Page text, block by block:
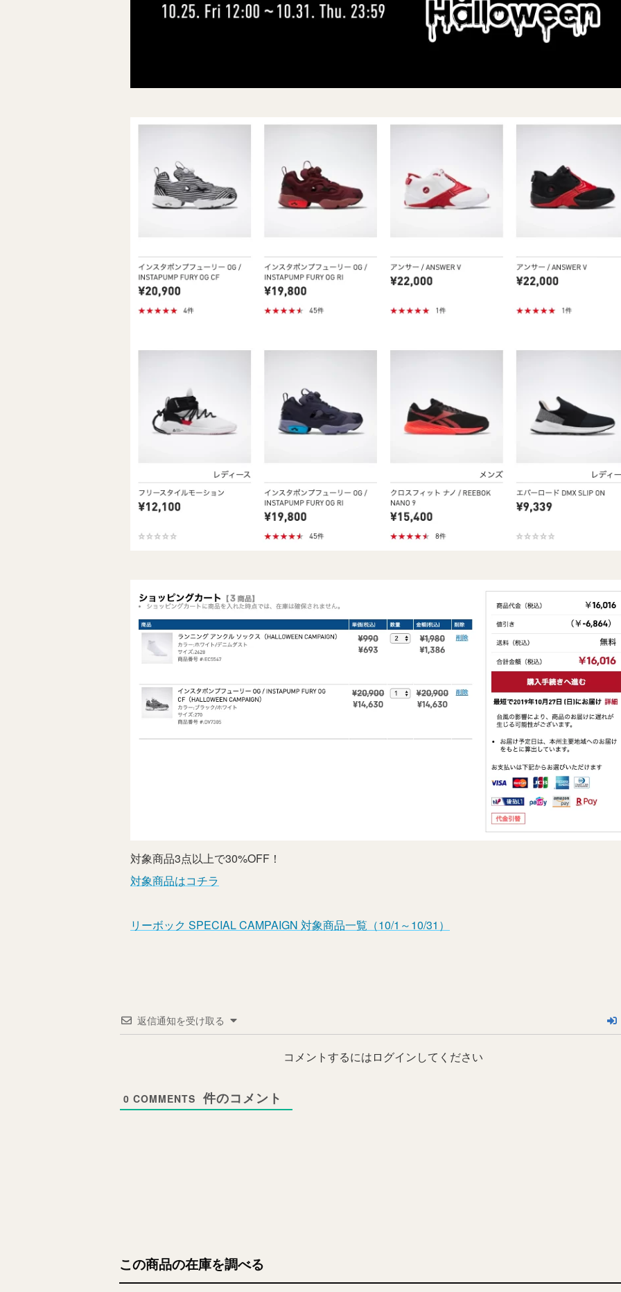
対象商品3点以上で30%OFF！
対象商品はコチラ
リーボック SPECIAL CAMPAIGN 対象商品一覧（10/1～10/31）
この商品の在庫を調べる
返信通知を受け取る
コメントするにはログインしてください
0 COMMENTS